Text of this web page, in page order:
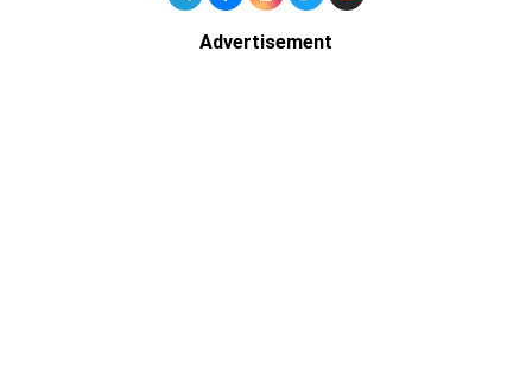
Advertisement